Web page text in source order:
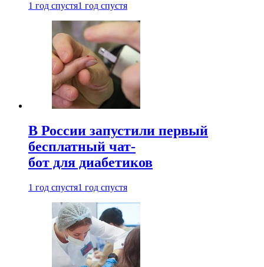
1 год спустя1 год спустя
В России запустили первый
бесплатный чат-
бот для диабетиков
1 год спустя1 год спустя